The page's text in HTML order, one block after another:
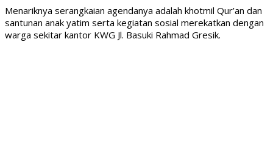
Menariknya serangkaian agendanya adalah khotmil Qur’an dan
santunan anak yatim serta kegiatan sosial merekatkan dengan
warga sekitar kantor KWG Jl. Basuki Rahmad Gresik.